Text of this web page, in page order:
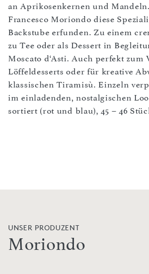
an Aprikosenkernen und Mandeln.
Francesco Moriondo diese
Backstube erfunden. Zu einem
zu Tee oder als Dessert in
Moscato d‘Asti. Auch perfekt zum
Löffeldesserts oder für kreative
klassischen Tiramisù. Einzeln
im einladenden, nostalgischen
sortiert (rot und blau), 45 – 46
UNSER PRODUZENT
Moriondo